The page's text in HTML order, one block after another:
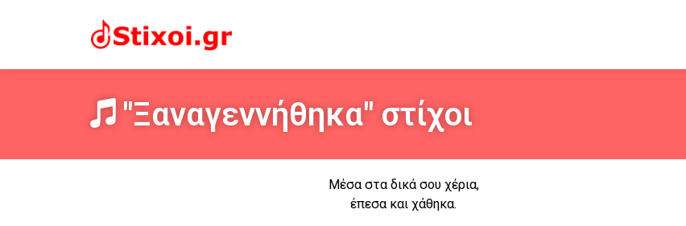
"Ξαναγεννήθηκα" στίχοι
Μέσα στα δικά σου χέρια,
έπεσα και χάθηκα.